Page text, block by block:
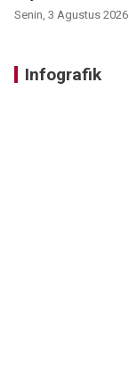
Senin, 3 Agustus 2026
Infografik